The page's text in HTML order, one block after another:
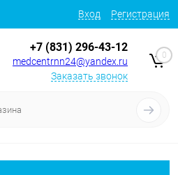
Вход Регистрация
+7 (831) 296-43-12
medcentrnn24@yandex.ru
Заказать звонок
0